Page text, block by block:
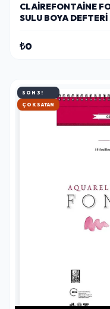
CLAIREFONTAINE
SULU BOYA
₺0
SON 3!
HIZLI KARGO